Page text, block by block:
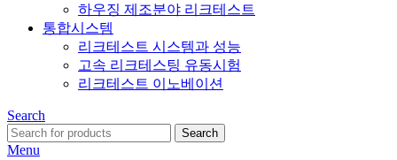
하우징 제조분야 리크테스트
통합시스템
리크테스트 시스템과 성능
고속 리크테스팅 유동시험
리크테스트 이노베이션
Search
Search
Menu